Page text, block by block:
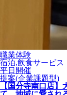
職業体験
宿泊,飲食サービス
平日開催
提案(企業課題型)
【国分寺南口店